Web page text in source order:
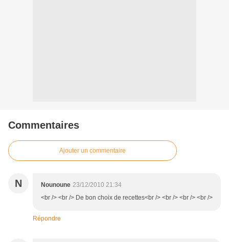
Commentaires
Ajouter un commentaire
N Nounoune 23/12/2010 21:34
<br /> <br /> De bon choix de recettes<br /> <br /> <br /> <br />
Répondre